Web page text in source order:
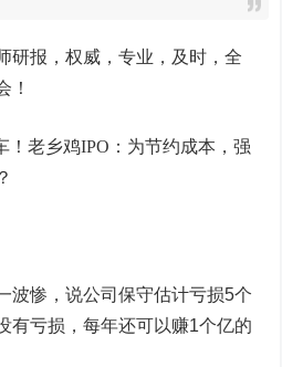
报，权威，专业，及时，全
！
老乡鸡IPO：为节约成本，强
惨，说公司保守估计亏损5个
有亏损，每年还可以赚1个亿的